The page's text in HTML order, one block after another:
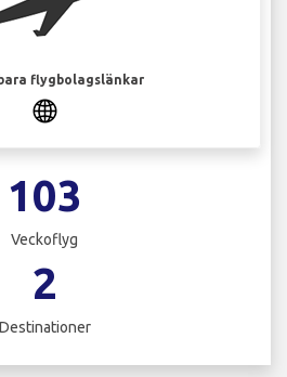
flygbolagslänkar
103
Veckoflyg
2
Destinationer